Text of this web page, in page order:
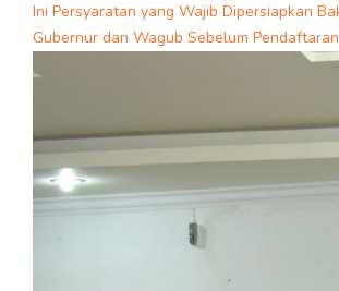
Ini Persyaratan yang Wajib Dipersiapkan
Gubernur dan Wagub Sebelum